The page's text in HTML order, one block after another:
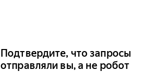
Подтвердите, что запросы
отправляли вы, а не робот